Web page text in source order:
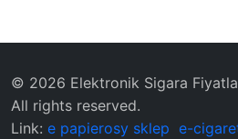
© 2026 Elektronik Sigara
All rights reserved.
Link: e papierosy sklep e-